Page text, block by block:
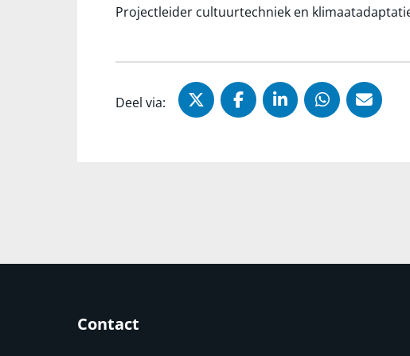
Projectleider cultuurtechniek en
Deel via: Deel via X (Twitter), opent
Deel via Facebook,
Deel viaDeel via
Contact